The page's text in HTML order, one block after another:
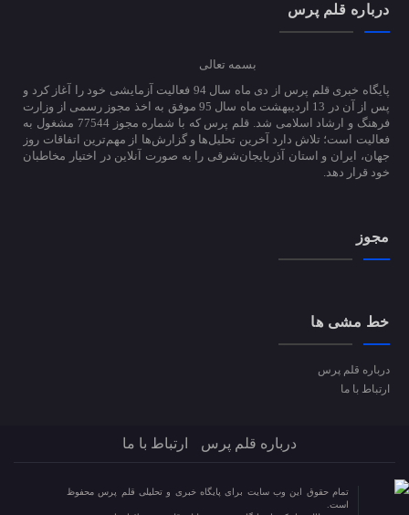
درباره قلم پرس
بسمه تعالی
پایگاه خبری قلم پرس از دی ماه سال 94 فعالیت آزمایشی خود را آغاز کرد و
پس از آن در 13 اردیبهشت ماه سال 95 موفق به اخذ مجوز رسمی از وزارت
فرهنگ و ارشاد اسلامی شد. قلم پرس که با شماره مجوز 77544 مشغول به
فعالیت است؛ تلاش دارد آخرین تحلیل‌ها و گزارش‌ها از مهم‌ترین اتفاقات روز
جهان، ایران و استان آذربایجان‌شرقی را به صورت آنلاین در اختیار مخاطبان
خود قرار دهد.
مجوز
خط مشی ها
درباره قلم پرس
ارتباط با ما
درباره قلم پرس ارتباط با ما
تمام حقوق این وب سایت برای پایگاه خبری و تحلیلی قلم پرس محفوظ
است.